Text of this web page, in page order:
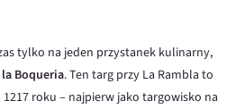
tylko na jeden przystanek kulinarny,
Boqueria. Ten targ przy La Rambla to
roku – najpierw jako targowisko na